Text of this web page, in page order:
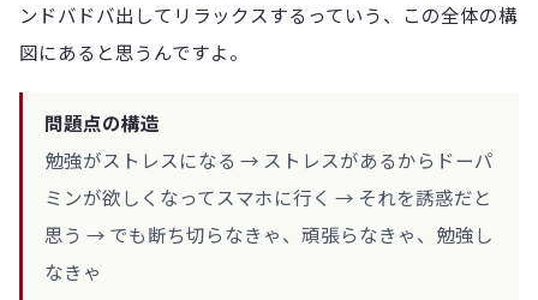
ンドバドバ出してリラックスするっていう、この全体の構
図にあると思うんですよ。
問題点の構造
勉強がストレスになる → ストレスがあるからドーパ
ミンが欲しくなってスマホに行く → それを誘惑だと
思う → でも断ち切らなきゃ、頑張らなきゃ、勉強し
なきゃ